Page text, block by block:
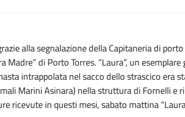
alla segnalazione della Capitaneria di
Madre” di Porto Torres. “Laura”, un
intrappolata nel sacco dello strascico era
Marini Asinara) nella struttura di Fornelli e
ricevute in questi mesi, sabato mattina